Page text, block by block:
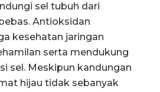
sel tubuh dari
Antioksidan
kesehatan jaringan
serta mendukung
sel. Meskipun kandungan
hijau tidak sebanyak